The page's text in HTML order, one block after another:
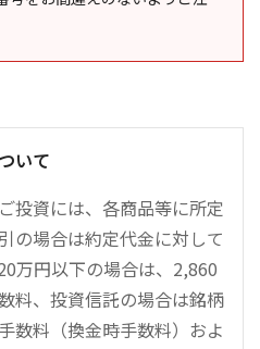
いて
投資には、各商品等に所定
の場合は約定代金に対して
万円以下の場合は、2,860
料、投資信託の場合は銘柄
数料（換金時手数料）およ